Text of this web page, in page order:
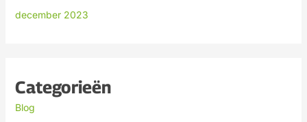
december 2023
Categorieën
Blog